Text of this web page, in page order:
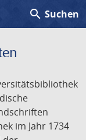
search Suchen
im Jahr 1734